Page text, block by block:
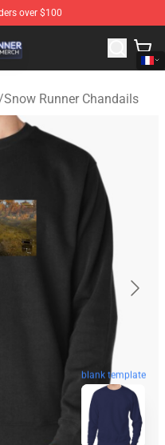
over $100
Snow Runner Merchandise
Snow Runner Chandails
blank template